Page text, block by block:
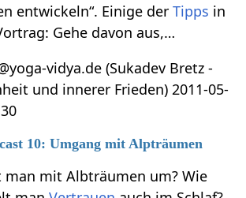
entwickeln“. Einige derTipps in
Gehe davon aus,…
vidya.de (Sukadev Bretz -
und innerer Frieden) 2011-05-
10: Umgang mit Alpträumen
man mit Albträumen um? Wie